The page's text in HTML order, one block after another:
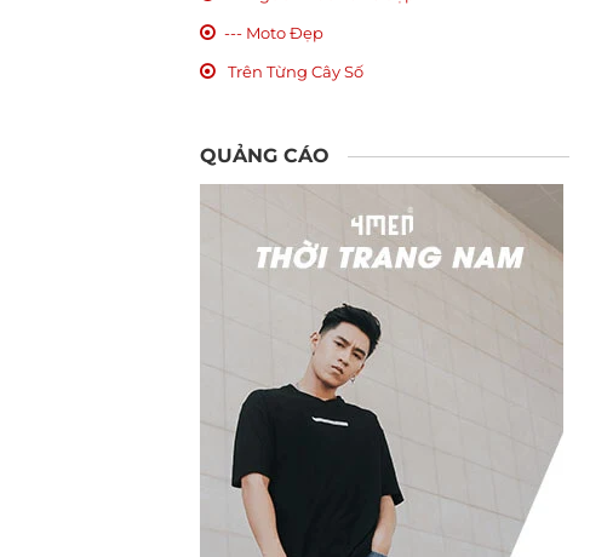
--- Moto Đẹp
Trên Từng Cây Số
QUẢNG CÁO